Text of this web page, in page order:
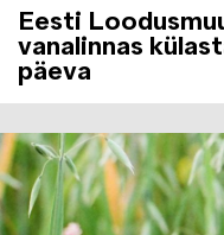
Eesti
vanalinnas
päeva
Image